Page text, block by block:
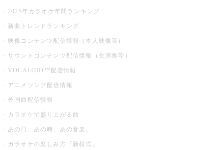
2025年カラオケ年間ランキング
新曲トレンドランキング
映像コンテンツ配信情報（本人映像等）
サウンドコンテンツ配信情報（生演奏等）
VOCALOID™配信情報
アニメソング配信情報
外国曲配信情報
カラオケで盛り上がる曲
あの日、あの時、あの音楽。
カラオケの楽しみ方『新様式』